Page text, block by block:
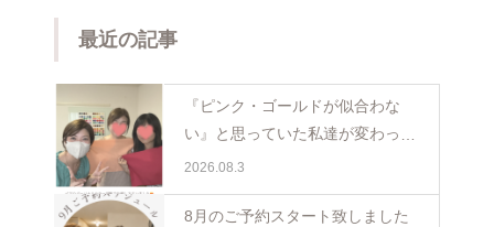
最近の記事
『ピンク・ゴールドが似合わな
い』と思っていた私達が変わった
日。親子で体験パーソナルカラー
2026.08.3
8月のご予約スタート致しました